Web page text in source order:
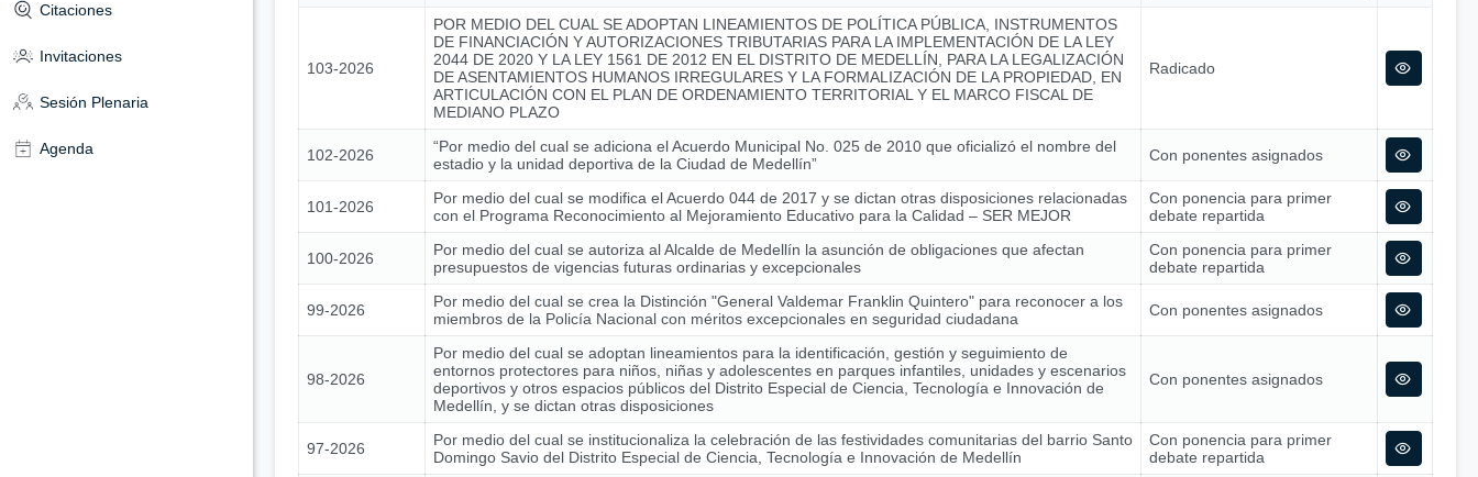
Citaciones
Invitaciones
Sesión Plenaria
Agenda
103-2026
POR MEDIO DEL CUAL SE ADOPTAN LINEAMIENTOS DE POLÍTICA PÚBLICA, INSTRUMENTOS
DE FINANCIACIÓN Y AUTORIZACIONES TRIBUTARIAS PARA LA IMPLEMENTACIÓN DE LA LEY
2044 DE 2020 Y LA LEY 1561 DE 2012 EN EL DISTRITO DE MEDELLÍN, PARA LA LEGALIZACIÓN
DE ASENTAMIENTOS HUMANOS IRREGULARES Y LA FORMALIZACIÓN DE LA PROPIEDAD, EN
ARTICULACIÓN CON EL PLAN DE ORDENAMIENTO TERRITORIAL Y EL MARCO FISCAL DE
MEDIANO PLAZO
Radicado
102-2026
“Por medio del cual se adiciona el Acuerdo Municipal No. 025 de 2010 que oficializó el nombre del
estadio y la unidad deportiva de la Ciudad de Medellín”
Con ponentes asignados
101-2026
Por medio del cual se modifica el Acuerdo 044 de 2017 y se dictan otras disposiciones relacionadas
con el Programa Reconocimiento al Mejoramiento Educativo para la Calidad – SER MEJOR
Con ponencia para primer
debate repartida
100-2026
Por medio del cual se autoriza al Alcalde de Medellín la asunción de obligaciones que afectan
presupuestos de vigencias futuras ordinarias y excepcionales
Con ponencia para primer
debate repartida
99-2026
Por medio del cual se crea la Distinción "General Valdemar Franklin Quintero" para reconocer a los
miembros de la Policía Nacional con méritos excepcionales en seguridad ciudadana
Con ponentes asignados
98-2026
Por medio del cual se adoptan lineamientos para la identificación, gestión y seguimiento de
entornos protectores para niños, niñas y adolescentes en parques infantiles, unidades y escenarios
deportivos y otros espacios públicos del Distrito Especial de Ciencia, Tecnología e Innovación de
Medellín, y se dictan otras disposiciones
Con ponentes asignados
97-2026
Por medio del cual se institucionaliza la celebración de las festividades comunitarias del barrio Santo
Domingo Savio del Distrito Especial de Ciencia, Tecnología e Innovación de Medellín
Con ponencia para primer
debate repartida